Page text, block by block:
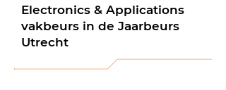
Electronics & Applications
vakbeurs in de Jaarbeurs
Utrecht